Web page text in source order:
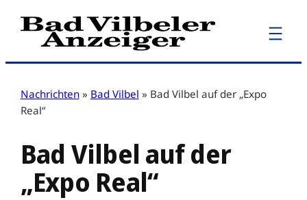
Zum
Inhalt
Nachrichten » Bad Vilbel » Bad Vilbel auf der „Expo
Real“
Bad Vilbel auf der
„Expo Real“